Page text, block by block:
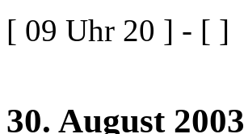
[ 09 Uhr 20 ] - [ ]
30. August 2003